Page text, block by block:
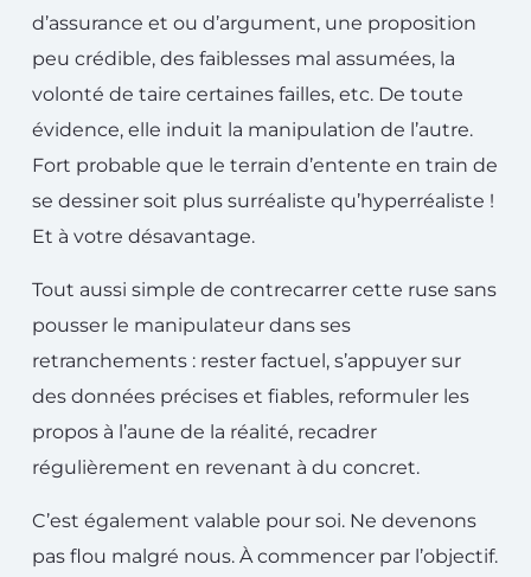
d’assurance et ou d’argument, une proposition
peu crédible, des faiblesses mal assumées, la
volonté de taire certaines failles, etc. De toute
évidence, elle induit la manipulation de l’autre.
Fort probable que le terrain d’entente en train de
se dessiner soit plus surréaliste qu’hyperréaliste !
Et à votre désavantage.
Tout aussi simple de contrecarrer cette ruse sans
pousser le manipulateur dans ses
retranchements : rester factuel, s’appuyer sur
des données précises et fiables, reformuler les
propos à l’aune de la réalité, recadrer
régulièrement en revenant à du concret.
C’est également valable pour soi. Ne devenons
pas flou malgré nous. À commencer par l’objectif.